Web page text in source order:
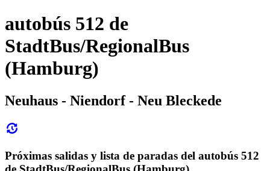
autobús 512 de
StadtBus/RegionalBus
(Hamburg)
Neuhaus - Niendorf - Neu Bleckede
Próximas salidas y lista de paradas del autobús 512